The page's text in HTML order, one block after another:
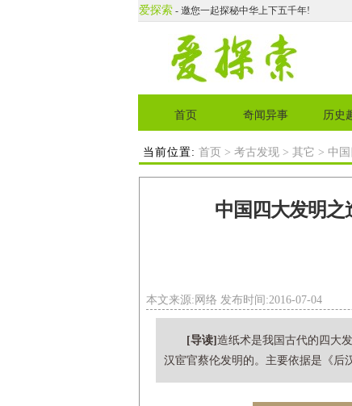
爱探索- 邀您一起探秘中华上下五千年!
首页 奇闻异事 历史
当前位置: 首页 > 考古发现 > 其它 > 中
中国四大发明之
本文来源:网络 发布时间:2016-07-04
[导读] 造纸术是我国古代的四大
汉宦官蔡伦发明的。主要依据是《后